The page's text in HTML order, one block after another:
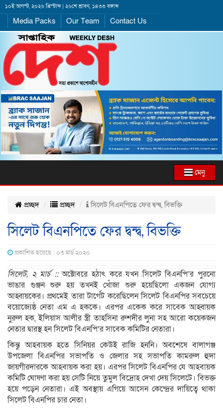
১০ই আগস্ট, ২০২৬ খ্রিস্টাব্দ | ২৬শে শ্রাবণ, ১৪৩৩ বঙ্গাব্দ
Media Packs Our Team Contact Us
মেনু
প্রচ্ছদ প্রচ্ছদ সিলেট বিএনপিতে ফের দ্বন্দ্ব, বিভক্তি
সিলেট বিএনপিতে ফের দ্বন্দ্ব, বিভক্তি
প্রকাশিত হয়েছে : ০৩ মার্চ ২০২০
সিলেট, ২ মার্চ ::অক্টোবরে হঠাৎ করে যখন সিলেট বিএনপি’র পুরনো
ভাঙার গুঞ্জন শুরু হয় তখনই খোঁজা শুরু হয়েছিলো একজন যোগ্য
আহ্বায়কের। প্রথমেই তারা টার্গেট করেছিলেন সিলেট বিএনপির সবচেয়ে
বয়োজ্যেষ্ঠ নেতা এম এ হককে। এরপর একেক করে সাবেক আহ্বায়ক
নুরুল হক, ইলিয়াস আলীর স্ত্রী তাহসিনা রুশদীর লুনা সহ আরো কয়েকজন
নেতার দ্বারস্থ হন সিলেট বিএনপি’র সাবেক কমিটির নেতারা।
কিন্তু আহবায়ক হতে সিনিয়র কেউই রাজি হননি। অবশেষে বালাগঞ্জ
উপজেলা বিএনপির সভাপতি ও জেলার সহ সভাপতি কামরুল হুদা
জায়গীরদারকে আহবায়ক করা হয়। এরপর সিলেট বিএনপির যে আহবায়ক
কমিটি ঘোষণা করা হয় সেটি নিয়ে তুমুল বিদ্রোহ দেখা দেয় সিলেটে। বিভক্ত
হয়ে পড়েন নেতারা। এই অবস্থায় এগিয়ে আসেন কেন্দ্রের দায়িত্বে থাকা
সিলেট বিএনপির চার নেতা।